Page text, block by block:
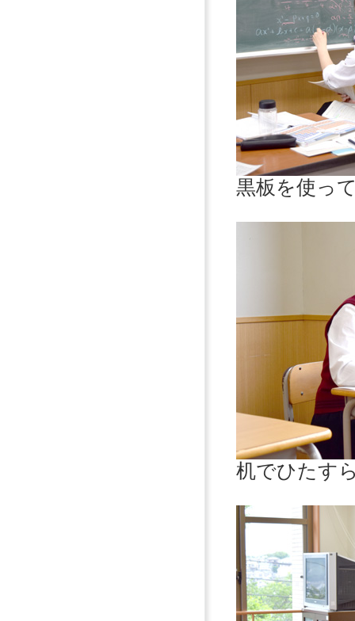
黒板を使っ
机でひたす